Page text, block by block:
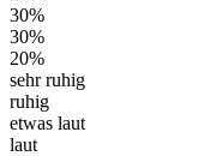
30%
30%
20%
sehr ruhig
ruhig
etwas laut
laut